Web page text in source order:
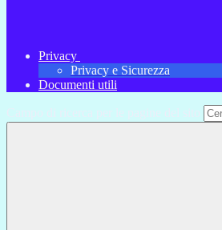
Privacy
Privacy e Sicurezza
Documenti utili
Campo di ricerca per le pagine del sito